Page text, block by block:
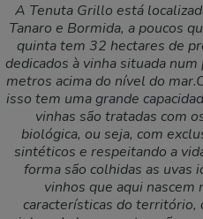
A Tenuta Grillo está
Tanaro e Bormida, a poucos
quinta tem 32 hectares de
dedicados à vinha situada
metros acima do nível do
isso tem uma grande
vinhas são tratadas com
biológica, ou seja, com
sintéticos e respeitando a
forma são colhidas as uvas
vinhos que aqui nascem
características do território,